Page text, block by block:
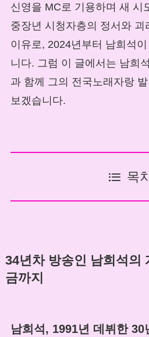
신영을 MC로 기용하며 새 시
중장년 시청자층의 정서와 괴
이유로, 2024년부터 남희석
니다. 그럼 이 글에서는 남희
과 함께 그의 전국노래자랑
보겠습니다.
목
34년차 방송인 남희석의
금까지
남희석, 1991년 데뷔한 30